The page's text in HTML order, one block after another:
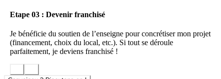
ans d’ancienneté )
Nous nous engageons àvous dépanner en cas de rupture
de stocks
Notre force :la qualité de nos produits
La variété de nos produits: on fait partie des enseignes en
France avec le plus grand choix de liquides (8 marques au
choix ) pour votre clientèle : et ça c’est primordial
Une marque de eliquides unique
Etape 03 : Devenir franchisé
Je bénéficie du soutien de l’enseigne pour concrétiser mon projet
(financement, choix du local, etc.). Si tout se déroule
parfaitement, je deviens franchisé !